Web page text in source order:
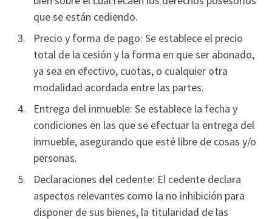
que se están cediendo.
Precio y forma de pago: Se establece el precio
total de la cesión y la forma en que ser abonado,
ya sea en efectivo, cuotas, o cualquier otra
modalidad acordada entre las partes.
Entrega del inmueble: Se establece la fecha y
condiciones en las que se efectuar la entrega del
inmueble, asegurando que esté libre de cosas y/o
personas.
Declaraciones del cedente: El cedente declara
aspectos relevantes como la no inhibición para
disponer de sus bienes, la titularidad de las